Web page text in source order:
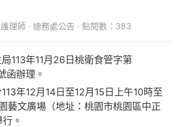
理師 · 總務處公告 · 點閱數：383
113年11月26日桃衛食管字第
函辦理。
年12月14日至12月15日上午10時至
藝文廣場（地址：桃園市桃園區中正
。